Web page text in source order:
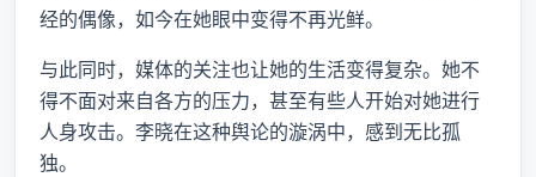
经的偶像，如今在她眼中变得不再光鲜。
与此同时，媒体的关注也让她的生活变得复杂。她不
得不面对来自各方的压力，甚至有些人开始对她进行
人身攻击。李晓在这种舆论的漩涡中，感到无比孤
独。